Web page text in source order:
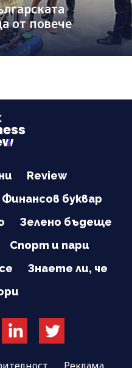
от повече
Review
Финансов буквар
Зелено бъдеще
Спорт и пари
Знаете ли, че